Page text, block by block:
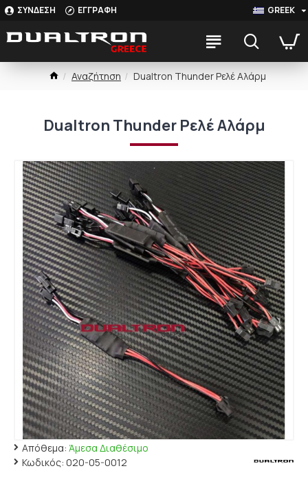
ΣΥΝΔΕΣΗ ΕΓΓΡΑΦΗ GREEK
Αναζήτηση Dualtron Thunder Ρελέ Αλάρμ
Dualtron Thunder Ρελέ Αλάρμ
Απόθεμα: Άμεσα Διαθέσιμο
Κωδικός: 020-05-0012